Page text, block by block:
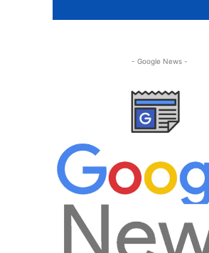
- Google News -